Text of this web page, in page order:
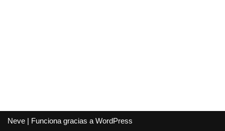
Neve | Funciona gracias a WordPress